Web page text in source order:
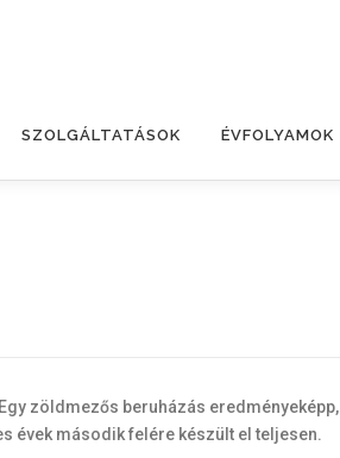
SZOLGÁLTATÁSOK ÉVFOLYAMOK
zöldmezős beruházás eredményeképp,
évek második felére készült el teljesen.